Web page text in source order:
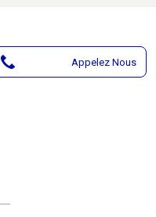
Appelez Nous